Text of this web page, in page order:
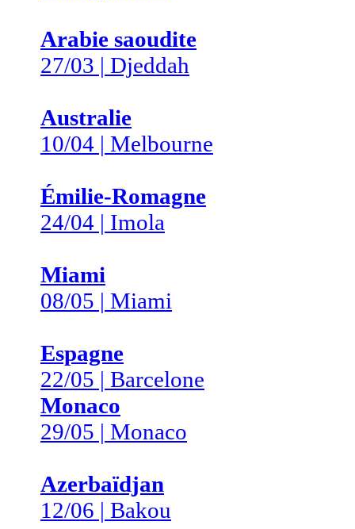
Arabie saoudite
27/03 | Djeddah
Australie
10/04 | Melbourne
Émilie-Romagne
24/04 | Imola
Miami
08/05 | Miami
Espagne
22/05 | Barcelone
Monaco
29/05 | Monaco
Azerbaïdjan
12/06 | Bakou